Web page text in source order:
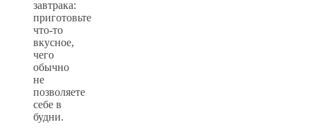
завтрака:
приготовьте
что-то
вкусное,
чего
обычно
не
позволяете
себе в
будни.